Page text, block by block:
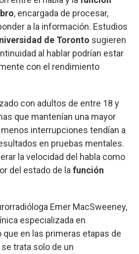
, encargada de procesar,
a la información. Estudios
de Toronto sugieren
al hablar podrían estar
con el rendimiento
con adultos de entre 18 y
que mantenían una mayor
interrupciones tendían a
en pruebas mentales.
la velocidad del habla como
del estado de la función
Emer MacSweeney,
especializada en
que en las primeras etapas de
trata solo de un